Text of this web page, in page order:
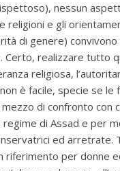
nessun
religioni e gli
di genere)
Certo, realizzare tutto
religiosa,
è facile, specie se le
di confronto con
di Assad e per
ed arretrate.
riferimento per donne